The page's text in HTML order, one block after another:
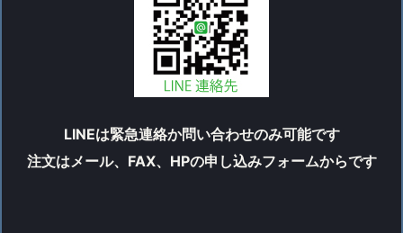
LINEは緊急連絡か問い合わせのみ可能です
注文はメール、FAX、HPの申し込みフォームからです